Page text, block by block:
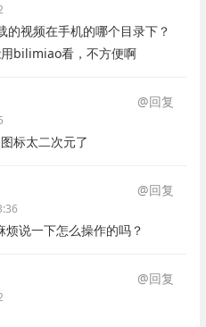
的视频在手机的哪个目录下？
bilimiao看，不方便啊
@回复
标太二次元了
@回复
烦说一下怎么操作的吗？
@回复